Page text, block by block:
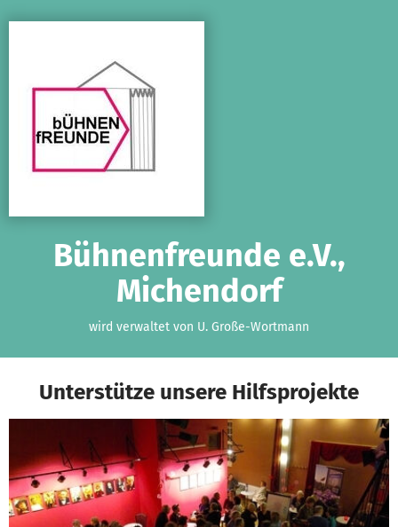
Bühnenfreunde e.V.,
Michendorf
wird verwaltet von U. Große-Wortmann
Unterstütze unsere Hilfsprojekte